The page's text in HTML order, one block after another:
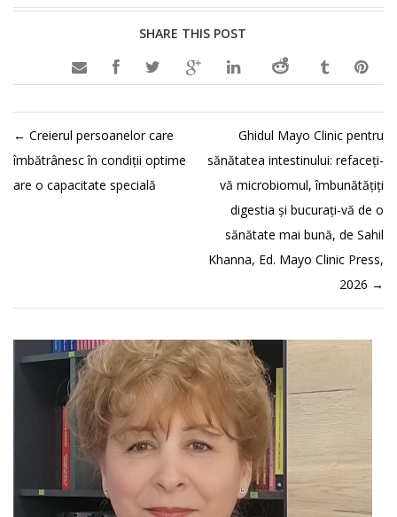
SHARE THIS POST

← Creierul persoanelor care
îmbătrânesc în condiții optime
are o capacitate specială
Ghidul Mayo Clinic pentru
sănătatea intestinului: refaceți-
vă microbiomul, îmbunătățiți
digestia și bucurați-vă de o
sănătate mai bună, de Sahil
Khanna, Ed. Mayo Clinic Press,
2026 →